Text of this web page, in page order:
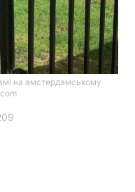
на амстердамському